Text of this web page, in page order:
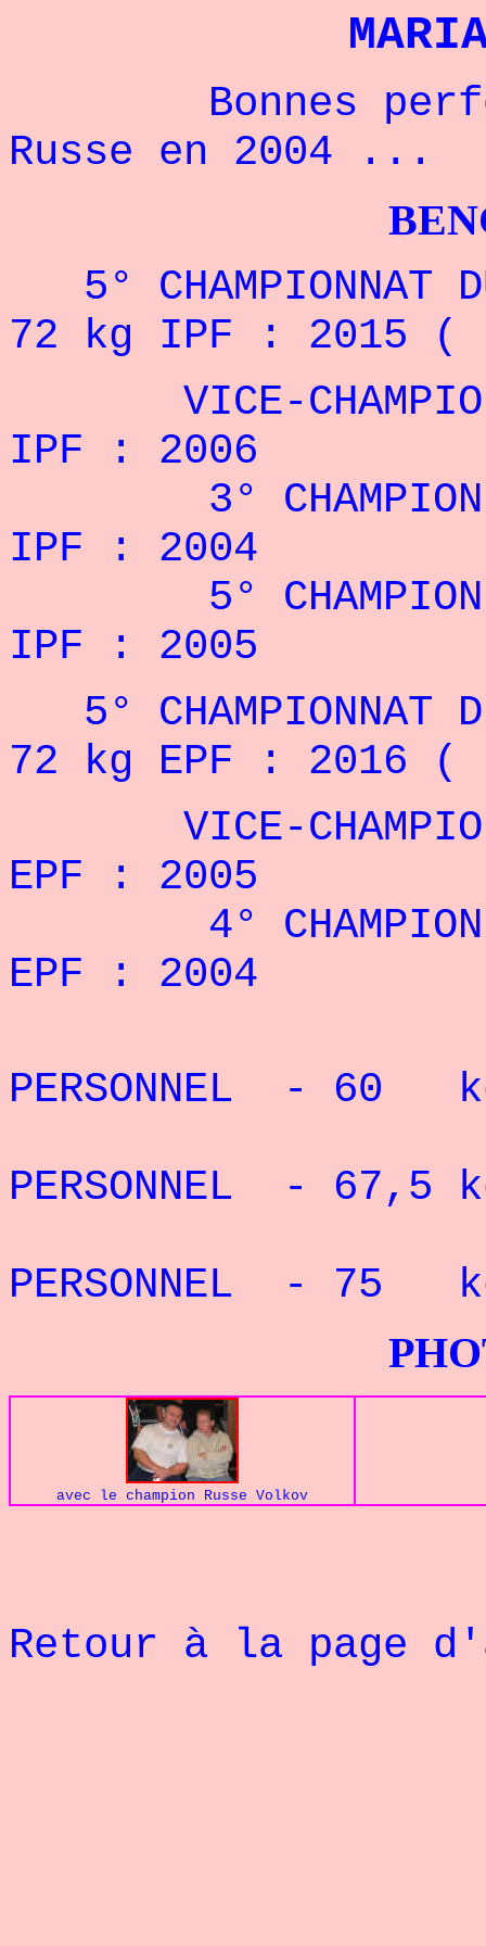
Bonnes
Russe en 2004 ...
5° CHAMPIONNAT
72 kg IPF
: 2015 (
VICE-
IPF
: 2006
3°
IPF
: 2004
5°
IPF
: 2005
5° CHAMPIONNAT
72 kg EPF
: 2016 (
VICE-
EPF
: 2005
4°
EPF
: 2004
PERSONNEL -
PERSONNEL -
PERSONNEL -
PHOTOS
avec le champion Russe Volkov
Retour à la page